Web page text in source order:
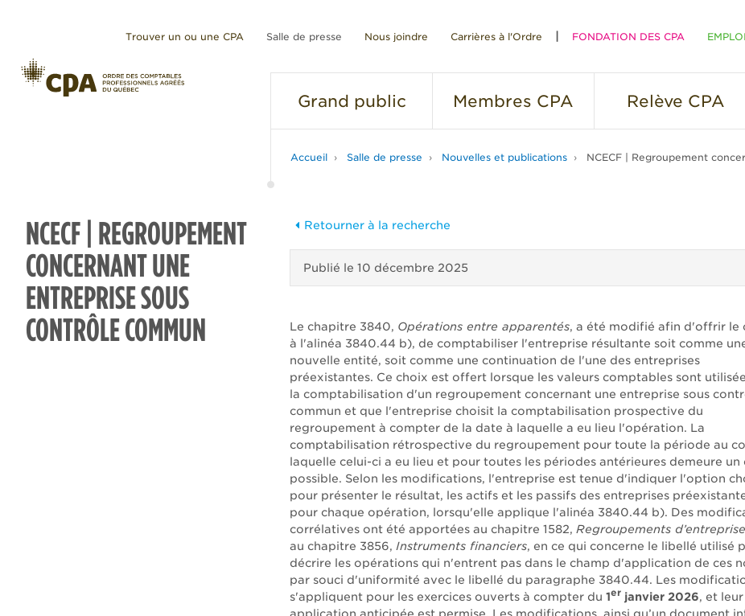
Trouver un ou une CPA Salle de presse Nous joindre Carrières à l'Ordre FONDATION DES CPA
Grand public Membres CPA Relève CPA
Accueil Salle de presse Nouvelles et publications NCECF | Regroupement
NCECF | REGROUPEMENT
CONCERNANT UNE
ENTREPRISE SOUS
CONTRÔLE COMMUN
Retourner à la recherche
Publié le 10 décembre 2025
Le chapitre 3840, Opérations entre apparentés, a été modifié afin d'offrir le
à l'alinéa 3840.44 b), de comptabiliser l'entreprise résultante soit comme
nouvelle entité, soit comme une continuation de l'une des entreprises
préexistantes. Ce choix est offert lorsque les valeurs comptables sont
la comptabilisation d'un regroupement concernant une entreprise sous
commun et que l'entreprise choisit la comptabilisation prospective du
regroupement à compter de la date à laquelle a eu lieu l'opération. La
comptabilisation rétrospective du regroupement pour toute la période au
laquelle celui-ci a eu lieu et pour toutes les périodes antérieures demeure un
possible. Selon les modifications, l'entreprise est tenue d'indiquer l'option
pour présenter le résultat, les actifs et les passifs des entreprises
pour chaque opération, lorsqu'elle applique l'alinéa 3840.44 b). Des
corrélatives ont été apportées au chapitre 1582, Regroupements d’entreprise
au chapitre 3856, Instruments financiers, en ce qui concerne le libellé utilisé
décrire les opérations qui n'entrent pas dans le champ d'application de ces
par souci d'uniformité avec le libellé du paragraphe 3840.44. Les
s'appliquent pour les exercices ouverts à compter du 1er janvier 2026, et leur